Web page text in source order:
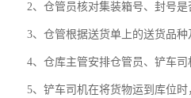
2、仓管员核对集装箱号、封号
3、仓管根据送货单上的送货品
4、仓库主管安排仓管员、铲车司
5、铲车司机在将货物运到库位